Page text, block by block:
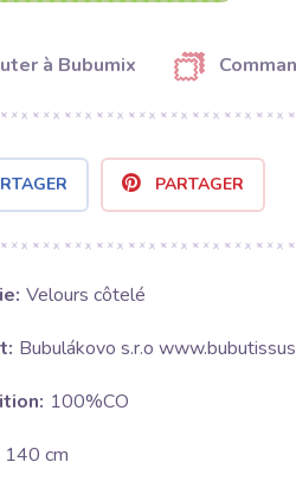
à Bubumix
PARTAGER
Velours côtelé
Bubulákovo s.r.o
100%CO
140 cm